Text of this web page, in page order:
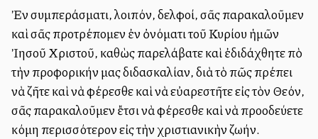
Ἐν συμπεράσματι, λοιπόν, ἀδελφοί, σᾶς παρακαλοῦμεν
καὶ σᾶς προτρέπομεν ἐν ὀνόματι τοῦ Κυρίου ἡμῶν
Ἰησοῦ Χριστοῦ, καθὼς παρελάβατε καὶ ἐδιδάχθητε ἀπὸ
τὴν προφορικήν μας διδασκαλίαν, διὰ τὸ πῶς πρέπει
νὰ ζῆτε καὶ νὰ φέρεσθε καὶ νὰ εὐαρεστῆτε εἰς τὸν Θεόν,
σᾶς παρακαλοῦμεν ἔτσι νὰ φέρεσθε καὶ νὰ προοδεύετε
ἀκόμη περισσότερον εἰς τὴν χριστιανικὴν ζωήν.